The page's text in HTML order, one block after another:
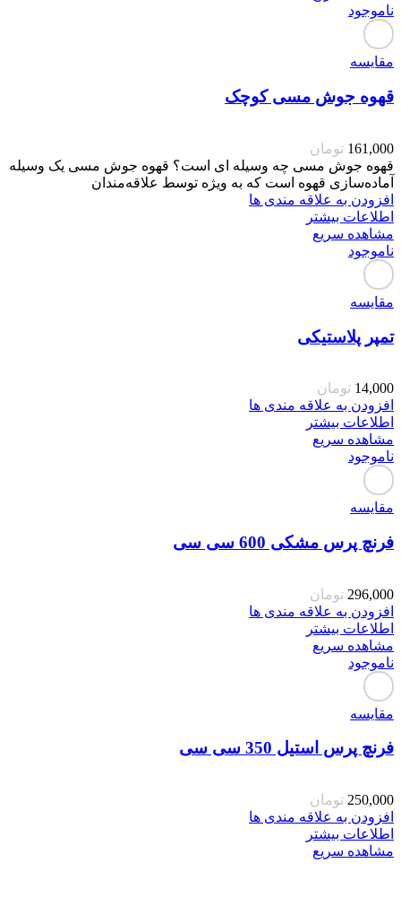
ناموجود
مقایسه
قهوه جوش مسی کوچک
161,000 تومان
قهوه جوش مسی چه وسیله ای است؟ قهوه جوش مسی یک وسیله
آماده‌سازی قهوه است که به ویژه توسط علاقه‌مندان
افزودن به علاقه مندی ها
اطلاعات بیشتر
مشاهده سریع
ناموجود
مقایسه
تمپر پلاستیکی
14,000 تومان
افزودن به علاقه مندی ها
اطلاعات بیشتر
مشاهده سریع
ناموجود
مقایسه
فرنچ پرس مشکی 600 سی سی
296,000 تومان
افزودن به علاقه مندی ها
اطلاعات بیشتر
مشاهده سریع
ناموجود
مقایسه
فرنچ پرس استیل 350 سی سی
250,000 تومان
افزودن به علاقه مندی ها
اطلاعات بیشتر
مشاهده سریع